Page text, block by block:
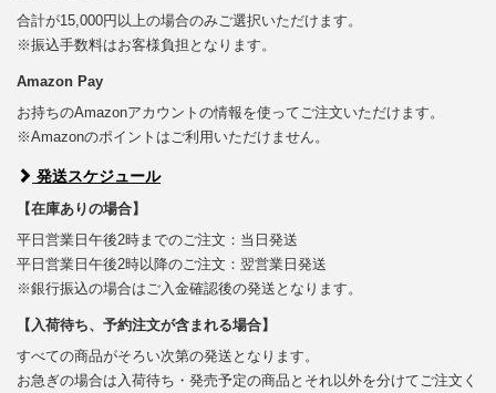
合計が15,000円以上の場合のみご選択いただけます。
※振込手数料はお客様負担となります。
Amazon Pay
お持ちのAmazonアカウントの情報を使ってご注文いただけます。
※Amazonのポイントはご利用いただけません。
発送スケジュール
【在庫ありの場合】
平日営業日午後2時までのご注文：当日発送
平日営業日午後2時以降のご注文：翌営業日発送
※銀行振込の場合はご入金確認後の発送となります。
【入荷待ち、予約注文が含まれる場合】
すべての商品がそろい次第の発送となります。
お急ぎの場合は入荷待ち・発売予定の商品とそれ以外を分けてご注文く